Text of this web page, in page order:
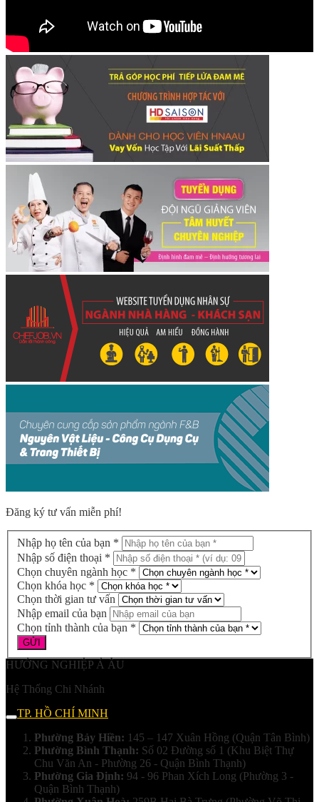
Đăng ký tư vấn miễn phí!
Nhập họ tên của bạn *
Nhập số điện thoại *
Chọn chuyên ngành học *
Chọn khóa học *
Chọn thời gian tư vấn
Nhập email của bạn
Chọn tỉnh thành của bạn *
HƯỚNG NGHIỆP Á ÂU
Hệ Thống Chi Nhánh
TP. HỒ CHÍ MINH
Phường Bảy Hiền: 145 – 147 Xuân Hồng (Quận Tân Bình)
Phường Bình Thạnh: Số 02 Đường số 1 (Khu Biệt Thự
Chu Văn An - Phường 26 - Quận Bình Thạnh)
Phường Gia Định: 94 - 96 Phan Xích Long (Phường 3 -
Quận Bình Thạnh)